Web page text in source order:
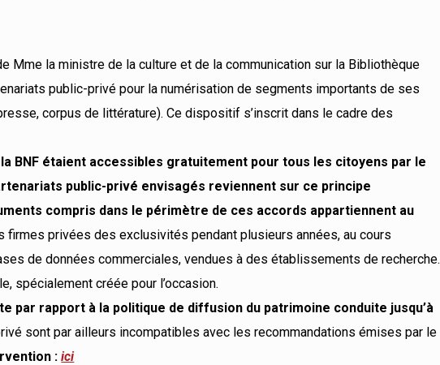
Mme la ministre de la culture et de la communication sur la Bibliothèque
public-privé pour la numérisation de segments importants de ses
corpus de littérature). Ce dispositif s’inscrit dans le cadre des
BNF étaient accessibles gratuitement pour tous les citoyens par le
public-privé envisagés reviennent sur ce principe
compris dans le périmètre de ces accords appartiennent au
firmes privées des exclusivités pendant plusieurs années, au cours
de données commerciales, vendues à des établissements de recherche.
spécialement créée pour l’occasion.
rapport à la politique de diffusion du patrimoine conduite jusqu’à
sont par ailleurs incompatibles avec les recommandations émises par le
: ici